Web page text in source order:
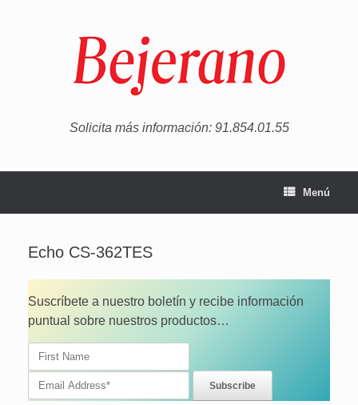
Solicita más información: 91.854.01.55
Menú
Echo CS-362TES
Suscríbete a nuestro boletín y recibe información
puntual sobre nuestros productos…